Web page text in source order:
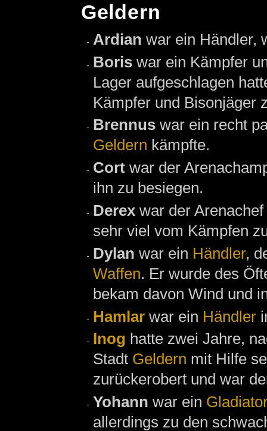
Geldern
Ardian war ein Händler,
Boris war ein Kämpfer
Lager aufgeschlagen
Kämpfer und Bisonjäger
Brennus war ein recht
Geldern kämpfte.
Cort war der
ihn zu besiegen.
Derex war der
sehr viel vom Kämpfen
Dylan war ein Händler,
Waffen. Er wurde des
bekam davon Wind und
Hamlar war ein Händler
Inog hatte zwei Jahre,
Stadt Geldern mit Hilfe
zurückerobert und war
Yohann war ein
allerdings zu den